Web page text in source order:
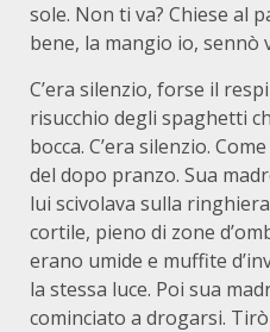
sole. Non ti va? Chiese al
bene, la mangio io, sennò
C’era silenzio, forse il
risucchio degli spaghetti
bocca. C’era silenzio.
del dopo pranzo. Sua
lui scivolava sulla
cortile, pieno di zone
erano umide e muffite
la stessa luce. Poi sua
cominciato a drogarsi.